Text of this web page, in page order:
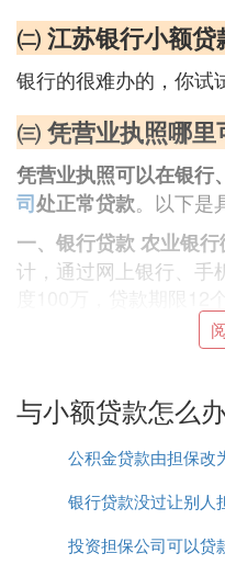
㈡ 江苏银行小额
银行的很难办的，你试
㈢ 凭营业执照哪
凭营业执照可以在银行
司处正常贷款。以下是
一、银行贷款 农业银
计，通过网上银行、手
主要服务于广东省、
业，最高放款额度300
P，凭借营业执照、纳
二、消费金融公司和小
网商贷、点融大食贷等
款服务。这些平台通
良好的经营状况以及
与小额贷款怎么
公积金贷款由担保改
房产抵押
银行贷款没过让别人
保
投资担保公司可以贷